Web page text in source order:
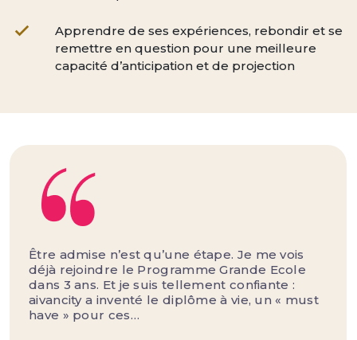
Apprendre de ses expériences, rebondir et se
remettre en question pour une meilleure
capacité d’anticipation et de projection
Être admise n’est qu’une étape. Je me vois
déjà rejoindre le Programme Grande Ecole
dans 3 ans. Et je suis tellement confiante :
aivancity a inventé le diplôme à vie, un « must
have » pour ces…